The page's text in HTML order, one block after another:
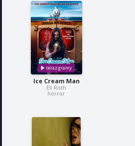
Ice Cream Man
Eli Roth
horror